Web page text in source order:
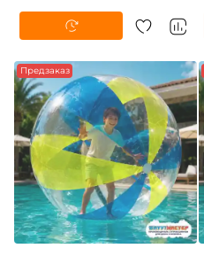
Предзаказ